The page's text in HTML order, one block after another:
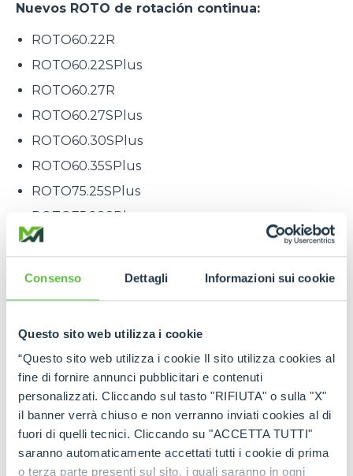
Consenso Dettagli Informazioni sui cookie
Questo sito web utilizza i cookie
“Questo sito web utilizza i cookie Il sito utilizza cookies al
fine di fornire annunci pubblicitari e contenuti
personalizzati. Cliccando sul tasto "RIFIUTA" o sulla "X"
il banner verrà chiuso e non verranno inviati cookies al di
fuori di quelli tecnici. Cliccando su "ACCETTA TUTTI"
saranno automaticamente accettati tutti i cookie di prima
o terza parte presenti sul sito, i quali saranno in ogni
Nuevos ROTO de rotación continua:
ROTO60.22R
ROTO60.22SPlus
ROTO60.27R
ROTO60.27SPlus
ROTO60.30SPlus
ROTO60.35SPlus
ROTO75.25SPlus
ROTO75.28SPlus
Para responder a las exigencias del mundo del
potencia y fiabilidad que las versiones ‘SPlus’, pero
con una gestión simplificada, perfecta para los
prestaciones, facilidad de uso y un posicionamiento
de precio pensado a medida para este mercado.
Funciones electrónicas.
Se han aportado muchas actualizaciones a las
funciones electrónicas de la máquina para mejorar
la experiencia de uso.
La primera modificación ha incluido la velocidad